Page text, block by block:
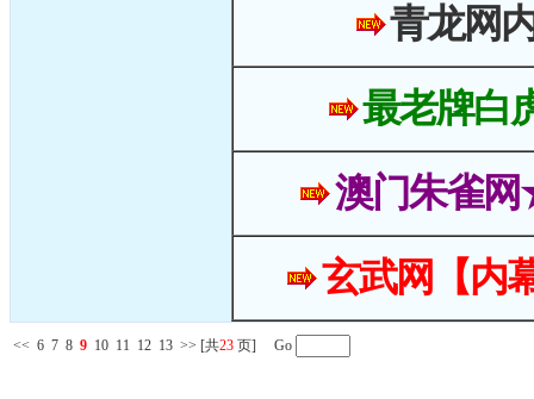
青龙网
最老牌白
澳门朱雀
玄武网【内
<< 6 7 8 9 10 11 12 13 >> [共23 页] Go